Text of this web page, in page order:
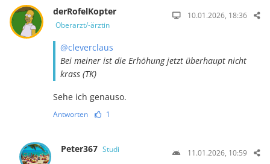
derRofelKopter
Oberarzt/-ärztin
10.01.2026, 18:36
@cleverclaus
Bei meiner ist die Erhöhung jetzt überhaupt nicht
krass (TK)
Sehe ich genauso.
Antworten 1
Peter367 Studi 11.01.2026, 10:59